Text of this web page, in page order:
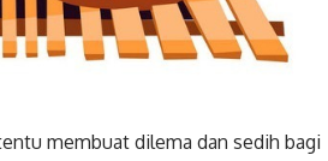
membuat dilema dan sedih bagi